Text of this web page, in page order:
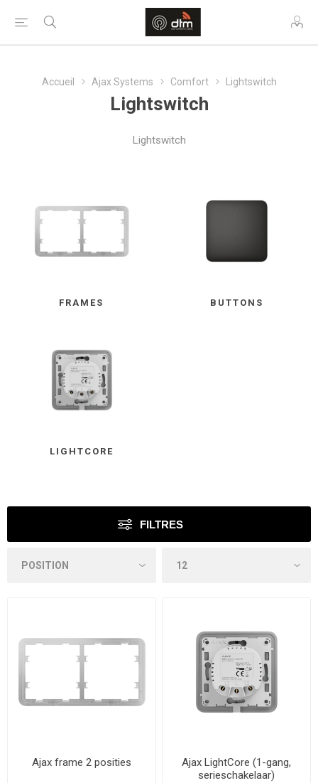
Accueil Ajax Systems Comfort Lightswitch
Lightswitch
Lightswitch
FRAMES BUTTONS
LIGHTCORE
FILTRES
Ajax frame 2 posities
Ajax LightCore (1-gang,
serieschakelaar)